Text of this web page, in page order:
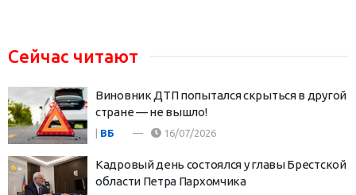
Сейчас читают
Виновник ДТП попытался скрыться в другой
стране — не вышло!
ВБ 16/07/2026
Кадровый день состоялся у главы Брестской
области Петра Пархомчика